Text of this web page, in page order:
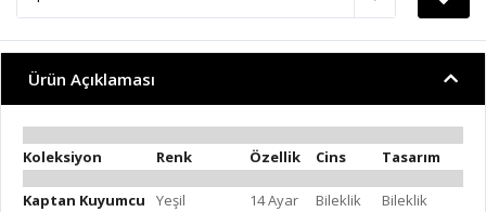
Ürün Açıklaması
Koleksiyon Renk Özellik Cins Tasarım
Kaptan Kuyumcu Yeşil 14 Ayar Bileklik Bileklik